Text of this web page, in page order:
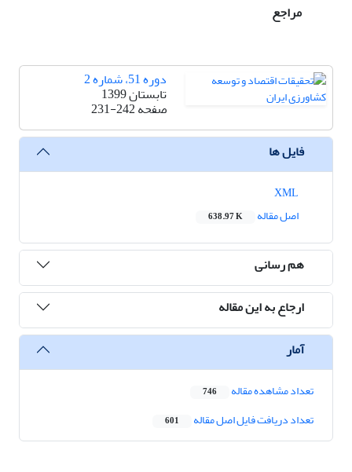
مراجع
دوره 51، شماره 2
تابستان 1399
صفحه231-242
فایل ها
اصل مقاله
638.97 K
هم رسانی
ارجاع به این مقاله
آمار
تعداد مشاهده مقاله 746
تعداد دریافت فایل اصل مقاله 601